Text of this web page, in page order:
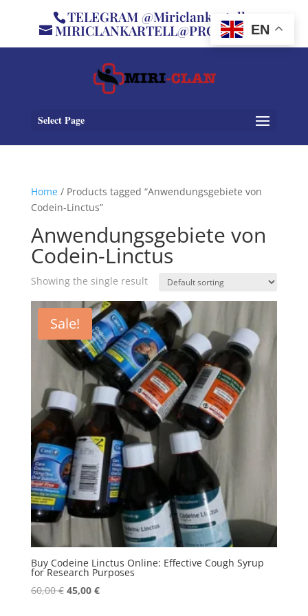
TELEGRAM @Miriclankartell
MIRICLANKARTELL@PROTON.ME
Select Page
Home/ Products tagged “Anwendungsgebiete von
Codein-Linctus”
Anwendungsgebiete von
Codein-Linctus
Showing the single result
Sale!
Buy Codeine Linctus Online: Effective Cough Syrup
for Research Purposes
60,00€ Original
45,00 €Current
EN